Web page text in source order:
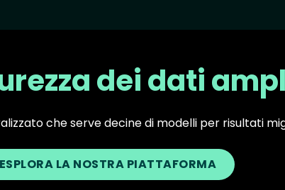
dei dati
che serve decine di modelli per risultati
ESPLORA LA NOSTRA PIATTAFORMA